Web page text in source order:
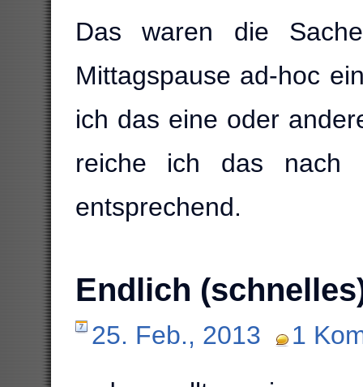
Das waren die
Mittagspause ad-hoc
ich das eine oder
reiche ich das nach
entsprechend.
Endlich
25. Feb., 2013
1